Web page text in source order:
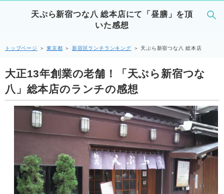
天ぷら新宿つな八 総本店にて「昼膳」を頂
いた感想
トップページ ＞東京都 ＞新宿区ランチランキング ＞天ぷら新宿つな八 総本店
大正13年創業の老舗！「天ぷら新宿つな
八」総本店のランチの感想